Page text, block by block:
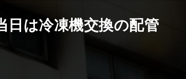
日は冷凍機交換の配管